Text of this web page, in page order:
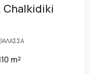
Chalkidiki
m²